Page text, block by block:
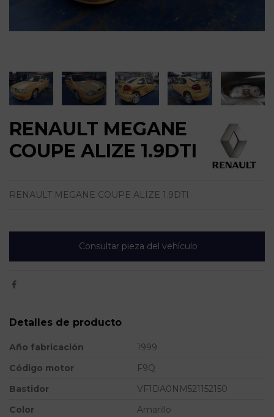
RENAULT MEGANE
COUPE ALIZE 1.9DTI
RENAULT MEGANE COUPE ALIZE 1.9DTI
Consultar pieza del vehículo
Detalles de producto
Año fabricación
1999
Código motor
F9Q
Bastidor
VF1DA0NM521152150
Color
Amarillo